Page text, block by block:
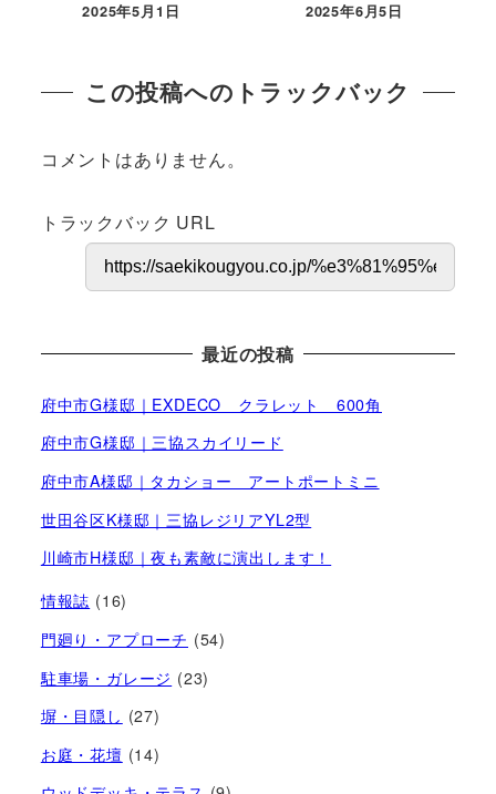
投稿日
2025年5月1日
投稿日
2025年6月5日
この投稿へのトラックバック
コメントはありません。
トラックバック URL
最近の投稿
府中市G様邸｜EXDECO クラレット 600角
府中市G様邸｜三協スカイリード
府中市A様邸｜タカショー アートポートミニ
世田谷区K様邸｜三協レジリアYL2型
川崎市H様邸｜夜も素敵に演出します！
情報誌 (16)
門廻り・アプローチ (54)
駐車場・ガレージ (23)
塀・目隠し (27)
お庭・花壇 (14)